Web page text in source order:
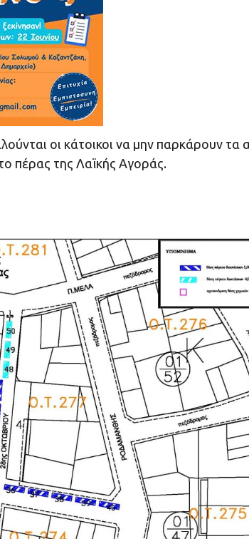
οι κάτοικοι να μην παρκάρουν τα
πέρας της Λαϊκής Αγοράς.